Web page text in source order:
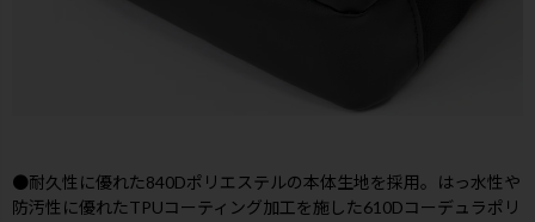
●耐久性に優れた840Dポリエステルの本体生地を採用。はっ水性や
防汚性に優れたTPUコーティング加工を施した610Dコーデュラポリ